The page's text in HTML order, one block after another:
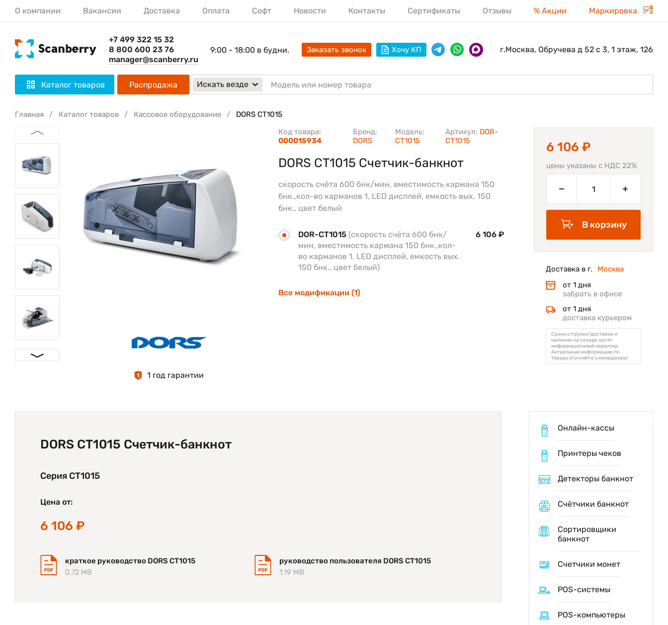
О компании Вакансии Доставка Оплата Софт Новости Контакты Сертификаты Отзывы % Акции Маркировка
+7 499 322 15 32
8 800 600 23 76
manager@scanberry.ru
9:00 - 18:00 в будни. Заказать звонок Хочу КП г.Москва, Обручева д 52 с 3, 1 этаж, 126
Каталог товаров Распродажа Искать везде
Главная Каталог товаров Кассовое оборудование DORS CT1015
1 1 год гарантии
Бренд:
DORS
Модель:
CT1015
Код товара:
000015934
Артикул: DOR-
CT1015
DORS CT1015 Счетчик-банкнот
скорость счёта 600 бнк/мин, вместимость кармана 150
бнк.,кол-во карманов 1, LED дисплей, емкость вых. 150
бнк., цвет белый
DOR-CT1015 (скорость счёта 600 бнк/
мин, вместимость кармана 150 бнк.,кол-
во карманов 1, LED дисплей, емкость вых.
150 бнк., цвет белый)
6 106 ₽
Все модификации (1)
6 106 ₽
цены указаны с НДС 22%
В корзину
Доставка в г.
Москва
от 1 дня
забрать в офисе
от 1 дня
доставка курьером
Сроки отгрузки/доставки и
наличие на складе носят
информационный характер.
Актуальную информацию по
товару уточняйте у менеджера!
DORS CT1015 Счетчик-банкнот
Серия CT1015
Цена от:
6 106 ₽
краткое руководство DORS CT1015
0.72 MB
руководство пользователя DORS CT1015
1.19 MB
Онлайн-кассы
Принтеры чеков
Детекторы банкнот
Счётчики банкнот
Сортировщики
банкнот
Счетчики монет
POS-системы
POS-компьютеры